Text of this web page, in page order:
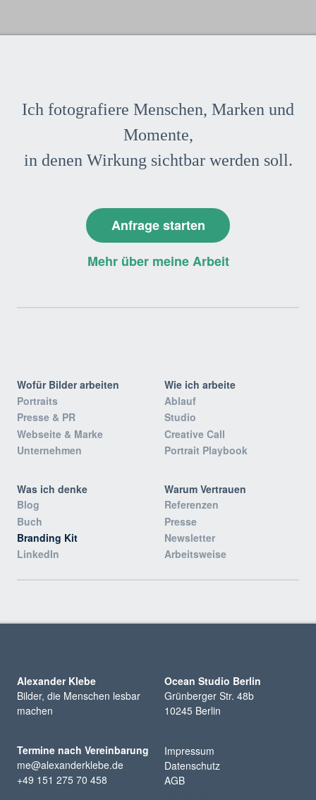
Ich fotografiere Menschen, Marken und
Momente,
in denen Wirkung sichtbar werden soll.
Anfrage starten
Mehr über meine Arbeit
Wofür Bilder arbeiten
Portraits
Presse & PR
Webseite & Marke
Unternehmen
Wie ich arbeite
Ablauf
Studio
Creative Call
Portrait Playbook
Was ich denke
Blog
Buch
Branding Kit
LinkedIn
Warum Vertrauen
Referenzen
Presse
Newsletter
Arbeitsweise
Alexander Klebe
Bilder, die Menschen lesbar
machen
Ocean Studio Berlin
Grünberger Str. 48b
10245 Berlin
Termine nach Vereinbarung
me@alexanderklebe.de
+49 151 275 70 458
Impressum
Datenschutz
AGB